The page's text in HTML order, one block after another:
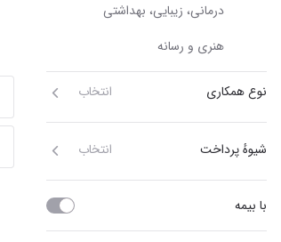
درمانی، زیبایی، بهداشتی
هنری و رسانه
نوع همکاری انتخاب
شیوهٔ پرداخت انتخاب
با بیمه